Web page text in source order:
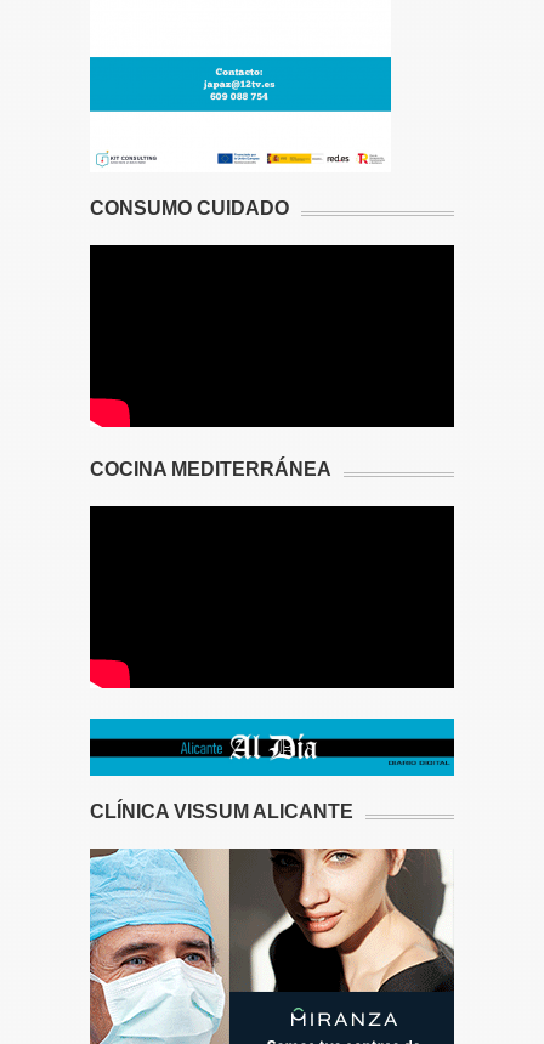
CONSUMO CUIDADO
COCINA MEDITERRÁNEA
CLÍNICA VISSUM ALICANTE